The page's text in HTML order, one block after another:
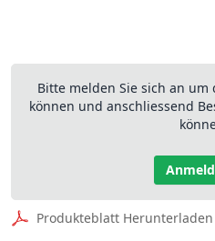
Bitte melden Sie sich an
können und anschliessend
Produkteblatt Herunterladen